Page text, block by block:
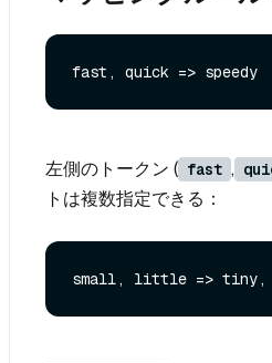
左側のトークン ( fast ,
トは複数指定できる：